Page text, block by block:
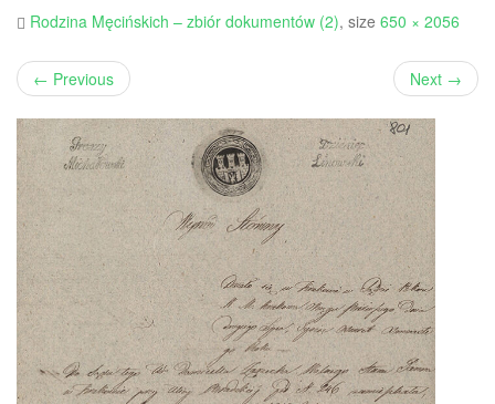
Rodzina Męcińskich – zbiór dokumentów (2), size 650 × 2056
← Previous Next →